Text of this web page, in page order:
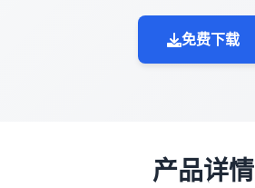
免费下载
产品详情